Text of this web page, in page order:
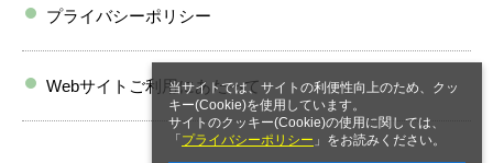
当サイトでは、サイトの利便性向上のため、クッ
キー(Cookie)を使用しています。
サイトのクッキー(Cookie)の使用に関しては、
「 プライバシーポリシー 」をお読みください。
プライバシーポリシー
Webサイトご利用にあたって